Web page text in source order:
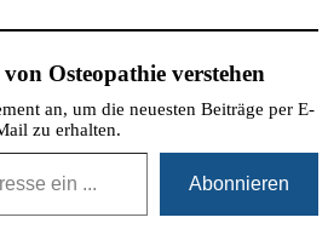
Osteopathie verstehen
an, um die neuesten Beiträge per E-
zu erhalten.
Abonnieren